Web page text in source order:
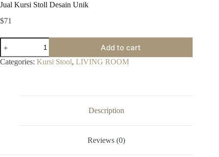
Jual Kursi Stoll Desain Unik
$71
Jual
Kursi
Stoll
Desain
Add to cart
Categories: Kursi Stool, LIVING ROOM
Description
Reviews (0)